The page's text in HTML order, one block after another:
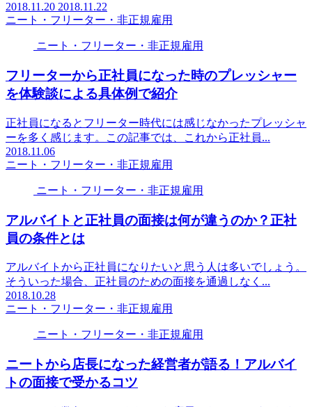
2018.11.20 2018.11.22
ニート・フリーター・非正規雇用
ニート・フリーター・非正規雇用
フリーターから正社員になった時のプレッシャー
を体験談による具体例で紹介
正社員になるとフリーター時代には感じなかったプレッシャ
ーを多く感じます。この記事では、これから正社員...
2018.11.06
ニート・フリーター・非正規雇用
ニート・フリーター・非正規雇用
アルバイトと正社員の面接は何が違うのか？正社
員の条件とは
アルバイトから正社員になりたいと思う人は多いでしょう。
そういった場合、正社員のための面接を通過しなく...
2018.10.28
ニート・フリーター・非正規雇用
ニート・フリーター・非正規雇用
ニートから店長になった経営者が語る！アルバイ
トの面接で受かるコツ